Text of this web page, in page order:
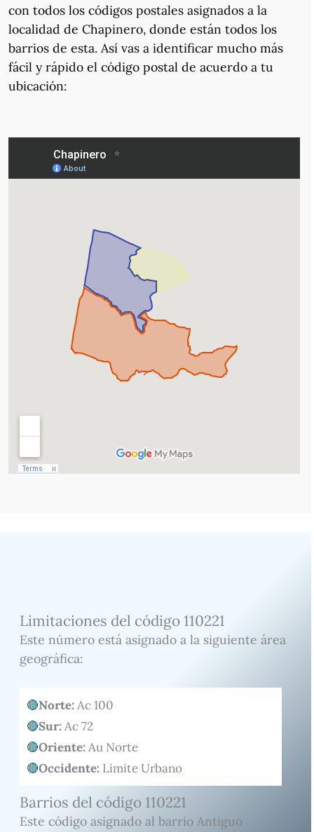
con todos los códigos postales asignados a la
localidad de Chapinero, donde están todos los
barrios de esta. Así vas a identificar mucho más
fácil y rápido el código postal de acuerdo a tu
ubicación:
Limitaciones del código 110221
Este número está asignado a la siguiente área
geográfica:
Norte:Ac 100
Sur:Ac 72
Oriente:Au Norte
Occidente:Limite Urbano
Barrios del código 110221
Este código asignado al barrio Antiguo